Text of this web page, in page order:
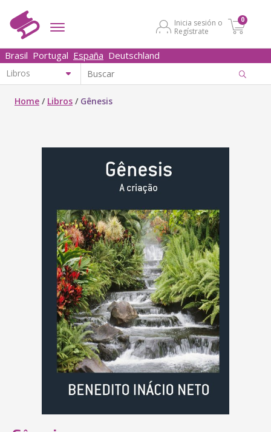
Inicia sesión o
Regístrate
0
Brasil Portugal España Deutschland
Home / Libros / Gênesis